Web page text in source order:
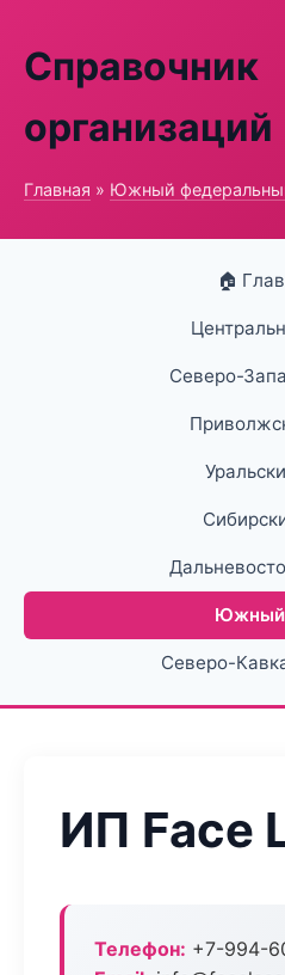
Справочник
организаций
Главная » Южный
🏠
Северо-
Северо-
ИП Face
Телефон: +7-994-